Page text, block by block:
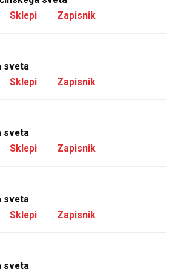
Sklepi Zapisnik
sveta
Sklepi Zapisnik
sveta
Sklepi Zapisnik
sveta
Sklepi Zapisnik
sveta